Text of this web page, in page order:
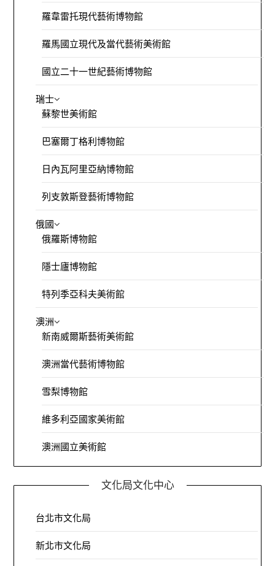
羅韋雷托現代藝術博物館
羅馬國立現代及當代藝術美術館
國立二十一世紀藝術博物館
瑞士
蘇黎世美術館
巴塞爾丁格利博物館
日內瓦阿里亞納博物館
列支敦斯登藝術博物館
俄國
俄羅斯博物館
隱士廬博物館
特列季亞科夫美術館
澳洲
新南威爾斯藝術美術館
澳洲當代藝術博物館
雪梨博物館
維多利亞國家美術館
澳洲國立美術館
文化局文化中心
台北市文化局
新北市文化局